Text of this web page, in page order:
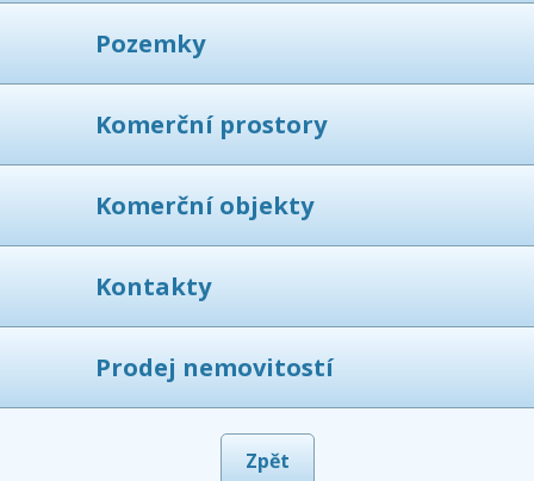
Pozemky
Komerční prostory
Komerční objekty
Kontakty
Prodej nemovitostí
Zpět